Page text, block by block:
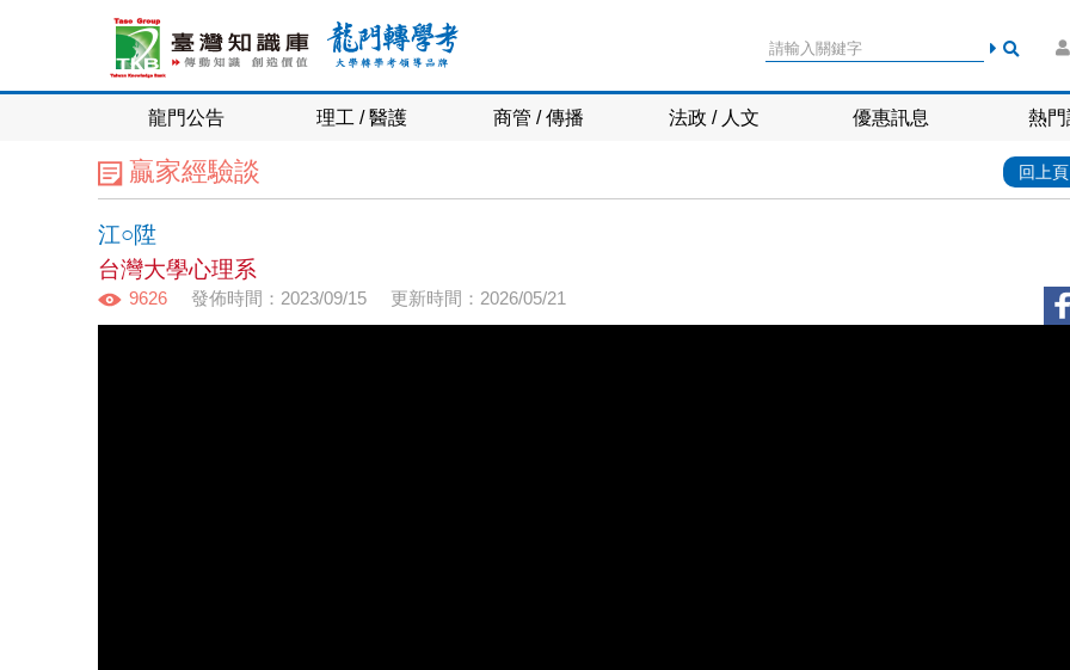
龍門公告 理工 / 醫護 商管 / 傳播 法政 / 人文 優惠訊息 熱
贏家經驗談 回上頁
江○陞
台灣大學心理系
9626 發佈時間：2023/09/15 更新時間：2026/05/21